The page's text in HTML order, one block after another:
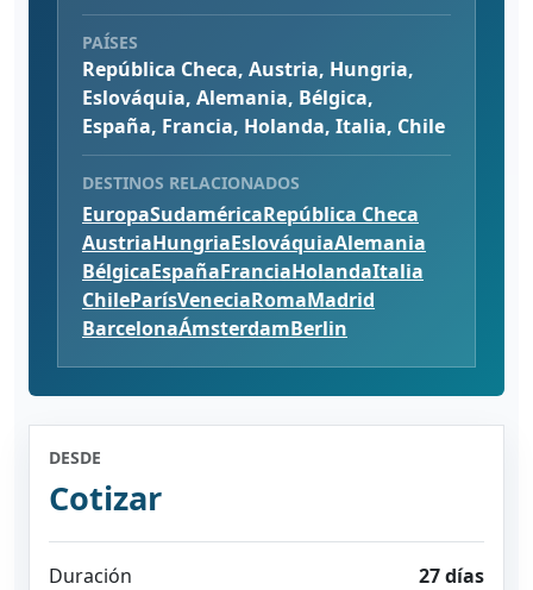
PAÍSES
República Checa, Austria, Hungria,
Eslováquia, Alemania, Bélgica,
España, Francia, Holanda, Italia, Chile
DESTINOS RELACIONADOS
EuropaSudaméricaRepública Checa
AustriaHungriaEslováquiaAlemania
BélgicaEspañaFranciaHolandaItalia
ChileParísVeneciaRomaMadrid
BarcelonaÁmsterdamBerlin
DESDE
Cotizar
Duración
27 días